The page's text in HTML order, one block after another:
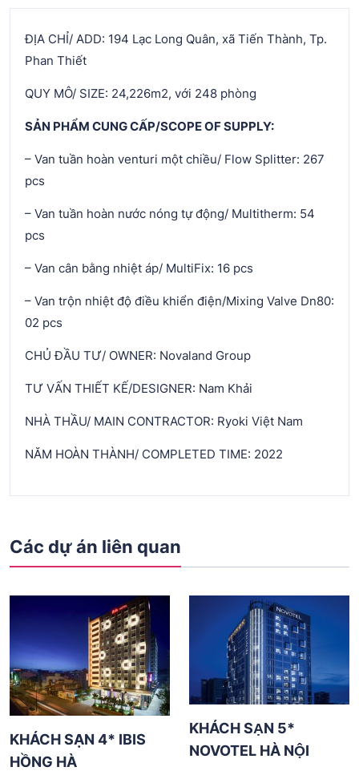
ĐỊA CHỈ/ ADD: 194 Lạc Long Quân, xã Tiến Thành, Tp.
Phan Thiết
QUY MÔ/ SIZE: 24,226m2, với 248 phòng
SẢN PHẨM CUNG CẤP/SCOPE OF SUPPLY:
– Van tuần hoàn venturi một chiều/ Flow Splitter: 267
pcs
– Van tuần hoàn nước nóng tự động/ Multitherm: 54
pcs
– Van cân bằng nhiệt áp/ MultiFix: 16 pcs
– Van trộn nhiệt độ điều khiển điện/Mixing Valve Dn80:
02 pcs
CHỦ ĐẦU TƯ/ OWNER: Novaland Group
TƯ VẤN THIẾT KẾ/DESIGNER: Nam Khải
NHÀ THẦU/ MAIN CONTRACTOR: Ryoki Việt Nam
NĂM HOÀN THÀNH/ COMPLETED TIME: 2022
Các dự án liên quan
KHÁCH SẠN 4* IBIS
HỒNG HÀ
KHÁCH SẠN 5*
NOVOTEL HÀ NỘI